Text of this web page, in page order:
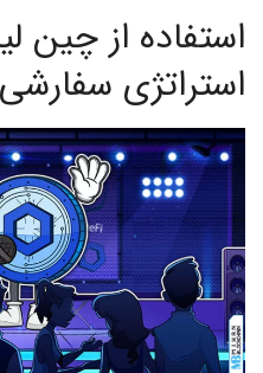
استفاده از چین
استراتژی سفارشی